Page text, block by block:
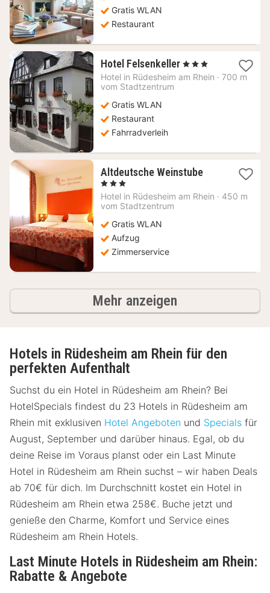
Gratis WLAN
Restaurant
Hotel Felsenkeller 1
Nacht
, 3 Sterne
Hotel in Rüdesheim am Rhein · 700 m
vom Stadtzentrum
Gratis WLAN
Restaurant
Fahrradverleih
Altdeutsche Weinstube1
ab
, 3 Sterne
Hotel in Rüdesheim am Rhein · 450 m
vom Stadtzentrum
Gratis WLAN
Aufzug
Zimmerservice
Mehr anzeigen
Hotels in Rüdesheim am Rhein für den
perfekten Aufenthalt
Suchst du ein Hotel in Rüdesheim am Rhein? Bei
HotelSpecials findest du 23 Hotels in Rüdesheim am
Rhein mit exklusiven Hotel Angeboten und Specials für
August, September und darüber hinaus. Egal, ob du
deine Reise im Voraus planst oder ein Last Minute
Hotel in Rüdesheim am Rhein suchst – wir haben Deals
ab 70€ für dich. Im Durchschnitt kostet ein Hotel in
Rüdesheim am Rhein etwa 258€. Buche jetzt und
genieße den Charme, Komfort und Service eines
Rüdesheim am Rhein Hotels.
Last Minute Hotels in Rüdesheim am Rhein:
Rabatte & Angebote